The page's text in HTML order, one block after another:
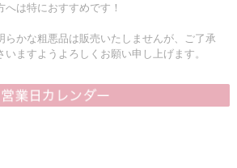
は特におすすめです！
らかな粗悪品は販売いたしませんが、ご了承
ますようよろしくお願い申し上げます。